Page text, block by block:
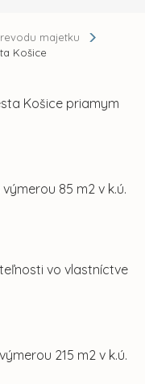
majetku
Košice
Košice priamym
85 m2 v k.ú.
vo vlastníctve
215 m2 v k.ú.